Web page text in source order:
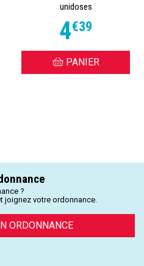
unidoses
4€39
PANIER
?
joignez votre ordonnance.
ORDONNANCE